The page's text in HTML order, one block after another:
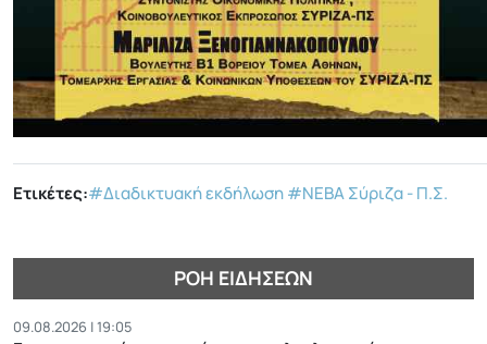
Ετικέτες:#Διαδικτυακή εκδήλωση#ΝΕΒΑ Σύριζα - Π.Σ.
ΡΟΉ ΕΙΔΉΣΕΩΝ
09.08.2026 | 19:05